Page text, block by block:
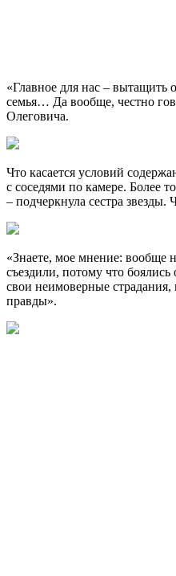
«Главное для нас –
семья… Да вообще, честно
Олеговича.
Что касается условий
с соседями по камере. Более
– подчеркнула сестра
«Знаете, мое мнение: вообще
съездили, потому что
свои неимоверные страдания,
правды».